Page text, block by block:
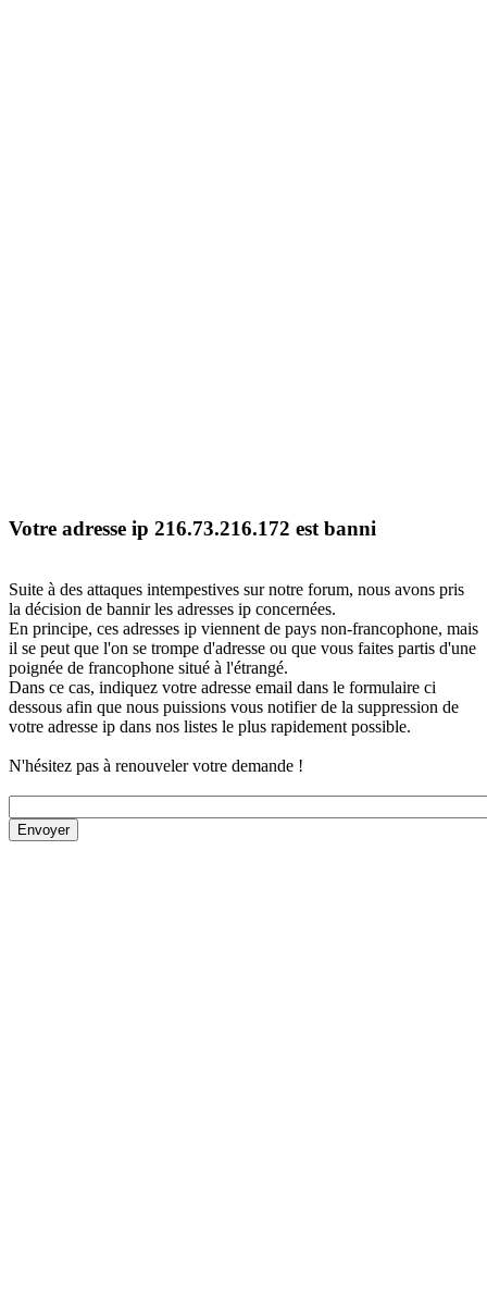
Votre adresse ip 216.73.216.172 est banni
Suite à des attaques intempestives sur notre forum, nous avons pris
la décision de bannir les adresses ip concernées.
En principe, ces adresses ip viennent de pays non-francophone, mais
il se peut que l'on se trompe d'adresse ou que vous faites partis d'une
poignée de francophone situé à l'étrangé.
Dans ce cas, indiquez votre adresse email dans le formulaire ci
dessous afin que nous puissions vous notifier de la suppression de
votre adresse ip dans nos listes le plus rapidement possible.
N'hésitez pas à renouveler votre demande !